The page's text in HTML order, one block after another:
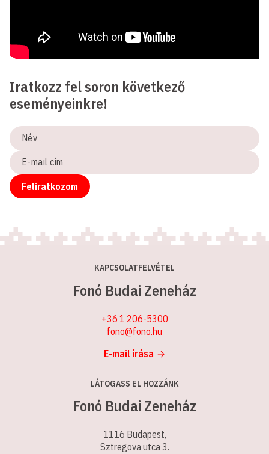
Iratkozz fel soron következő
eseményeinkre!
Név
E-
mail
cím
Feliratkozom
KAPCSOLATFELVÉTEL
Fonó Budai Zeneház
+36 1 206-5300
fono@fono.hu
E-mail írása
LÁTOGASS EL HOZZÁNK
Fonó Budai Zeneház
1116 Budapest,
Sztregova utca 3.